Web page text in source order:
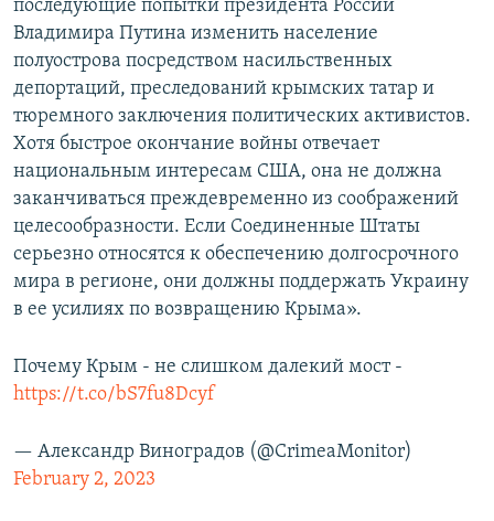
последующие попытки президента России
Владимира Путина изменить население
полуострова посредством насильственных
депортаций, преследований крымских татар и
тюремного заключения политических активистов.
Хотя быстрое окончание войны отвечает
национальным интересам США, она не должна
заканчиваться преждевременно из соображений
целесообразности. Если Соединенные Штаты
серьезно относятся к обеспечению долгосрочного
мира в регионе, они должны поддержать Украину
в ее усилиях по возвращению Крыма».
Почему Крым - не слишком далекий мост -
https://t.co/bS7fu8Dcyf
— Александр Виноградов (@CrimeaMonitor)
February 2, 2023